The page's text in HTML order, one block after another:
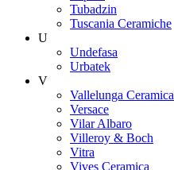
Tubadzin
Tuscania Ceramiche
U
Undefasa
Urbatek
V
Vallelunga Ceramica
Versace
Vilar Albaro
Villeroy & Boch
Vitra
Vives Ceramica